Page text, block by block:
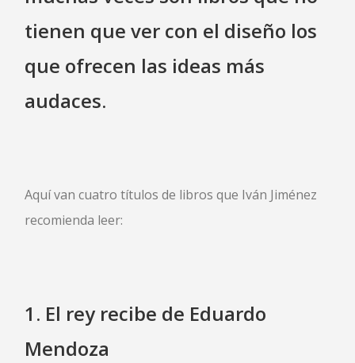
tienen que ver con el diseño los
que ofrecen las ideas más
audaces.
Aquí van cuatro títulos de libros que Iván Jiménez
recomienda leer:
1. El rey recibe de Eduardo
Mendoza